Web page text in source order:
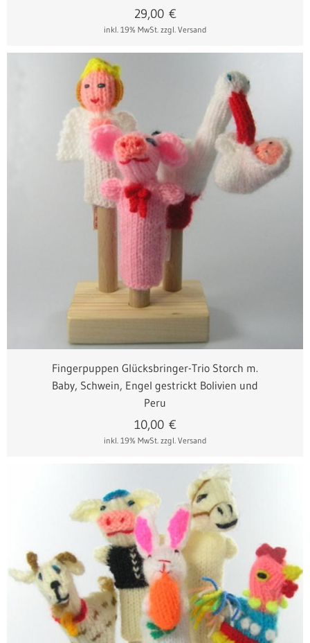
inkl. 19% MwSt. zzgl. Versand
29,00€
Fingerpuppen Glücksbringer-Trio Storch m.
Baby, Schwein, Engel gestrickt Bolivien und
Peru
inkl. 19% MwSt. zzgl. Versand
10,00€